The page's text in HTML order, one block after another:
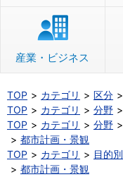
産業・ビジネス
TOP カテゴリ 区分
TOP
カテゴリ 分野
TOP
カテゴリ 分野
都市計画・景観
TOP
カテゴリ 目的別
都市計画・景観